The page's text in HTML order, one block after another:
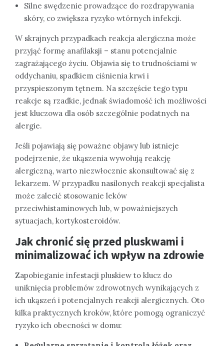
Silne swędzenie prowadzące do rozdrapywania
skóry, co zwiększa ryzyko wtórnych infekcji.
W skrajnych przypadkach reakcja alergiczna może
przyjąć formę anafilaksji – stanu potencjalnie
zagrażającego życiu. Objawia się to trudnościami w
oddychaniu, spadkiem ciśnienia krwi i
przyspieszonym tętnem. Na szczęście tego typu
reakcje są rzadkie, jednak świadomość ich możliwości
jest kluczowa dla osób szczególnie podatnych na
alergie.
Jeśli pojawiają się poważne objawy lub istnieje
podejrzenie, że ukąszenia wywołują reakcję
alergiczną, warto niezwłocznie skonsultować się z
lekarzem. W przypadku nasilonych reakcji specjalista
może zalecić stosowanie leków
przeciwhistaminowych lub, w poważniejszych
sytuacjach, kortykosteroidów.
Jak chronić się przed pluskwami i
minimalizować ich wpływ na zdrowie
Zapobieganie infestacji pluskiew to klucz do
uniknięcia problemów zdrowotnych wynikających z
ich ukąszeń i potencjalnych reakcji alergicznych. Oto
kilka praktycznych kroków, które pomogą ograniczyć
ryzyko ich obecności w domu: